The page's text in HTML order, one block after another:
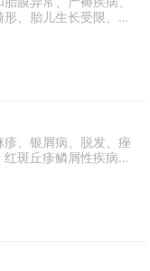
、胎儿生长受限、巨
孕、早产、过期妊
脐带异常、羊水异
症、子宫破裂等正常
熟练掌握各类产科手
、银屑病、脱发、痤
斑丘疹鳞屑性疾病、